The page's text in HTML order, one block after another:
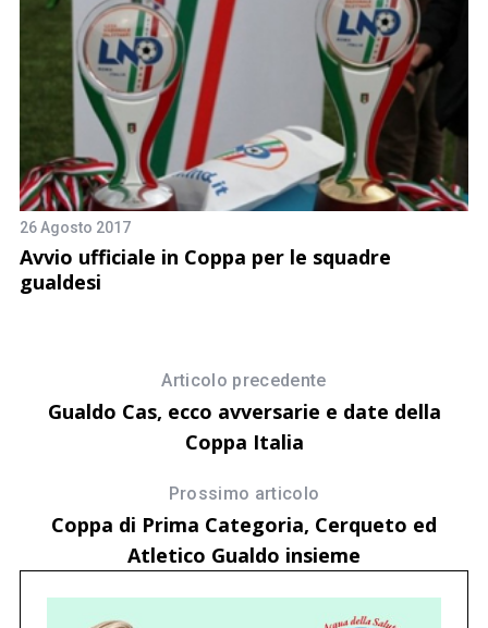
26 Agosto 2017
Avvio ufficiale in Coppa per le squadre
gualdesi
Articolo precedente
Gualdo Cas, ecco avversarie e date della
Coppa Italia
Prossimo articolo
Coppa di Prima Categoria, Cerqueto ed
Atletico Gualdo insieme